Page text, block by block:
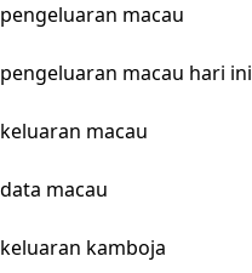
pengeluaran macau
pengeluaran macau hari ini
keluaran macau
data macau
keluaran kamboja